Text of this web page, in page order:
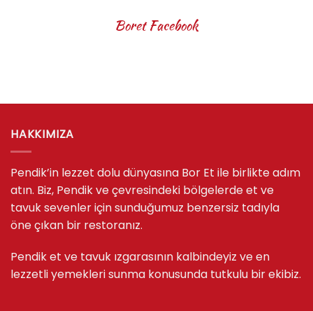
Boret Facebook
HAKKIMIZA
Pendik’in lezzet dolu dünyasına Bor Et ile birlikte adım
atın. Biz, Pendik ve çevresindeki bölgelerde et ve
tavuk sevenler için sunduğumuz benzersiz tadıyla
öne çıkan bir restoranız.
Pendik et ve tavuk ızgarasının kalbindeyiz ve en
lezzetli yemekleri sunma konusunda tutkulu bir ekibiz.